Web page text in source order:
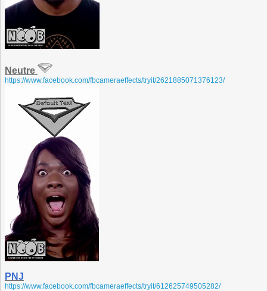
Neutre
https://www.facebook.com/fbcameraeffects/tryit/2621885071376123/
PNJ
https://www.facebook.com/fbcameraeffects/tryit/612625749505282/